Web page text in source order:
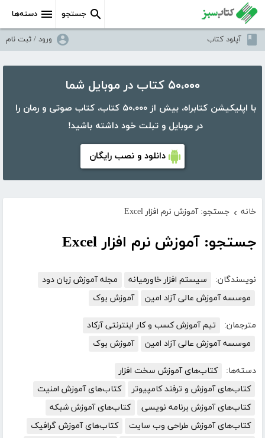
دسته‌ها جستجو
آپلود کتاب ورود / ثبت نام
۵۰،۰۰۰ کتاب در موبایل شما
با اپلیکیشن کتابراه، بیش از ۵۰،۰۰۰ کتاب، کتاب صوتی و رمان را
در موبایل و تبلت خود داشته باشید!
دانلود و نصب رایگان
خانه › جستجو: آموزش نرم افزار Excel
جستجو: آموزش نرم افزار Excel
نویسندگان: سیستم افزار خاورمیانه
مجله آموزش زبان دود
موسسه آموزش عالی آزاد امین
آموزش بوک
مترجمان:
تیم آموزش کسب و کار اینترنتی آرکاد
موسسه آموزش عالی آزاد امین
آموزش بوک
دسته‌ها:
کتاب‌های آموزش سخت افزار
کتاب‌های آموزش و ترفند کامپیوتر
کتاب‌های آموزش امنیت
کتاب‌های آموزش برنامه نویسی
کتاب‌های آموزش شبکه
کتاب‌های آموزش طراحی وب سایت
کتاب‌های آموزش گرافیک